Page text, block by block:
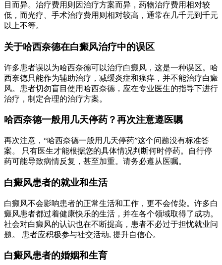
目而异。治疗费用则因治疗方案而异，药物治疗费用相对较
低，而光疗、手术治疗费用则相对较高，通常在几千元到千元
以上不等。
关于哈西奈德在白癜风治疗中的误区
许多患者误以为哈西奈德可以治疗白癜风，这是一种误区。哈
西奈德只能作为辅助治疗，减缓炎症和瘙痒，并不能治疗白癜
风。患者切勿盲目使用哈西奈德，应在专业医生的指导下进行
治疗，制定合理的治疗方案。
哈西奈德一般用几天停药？再次注意遵医嘱
再次注意，“哈西奈德一般用几天停药”这个问题没有标准答
案。 只有医生才能根据您的具体情况判断何时停药。自行停
药可能导致病情反复，甚至加重。请务必遵从医嘱。
白癜风患者的就业和生活
白癜风不会影响患者的正常生活和工作，更不会传染。许多白
癜风患者都过着健康快乐的生活，并在各个领域取得了成功。
社会对白癜风的认识也在不断提高，患者不必过于担忧就业问
题。 患者应积极参与社交活动, 提升自信心。
白癜风患者的婚姻和生育